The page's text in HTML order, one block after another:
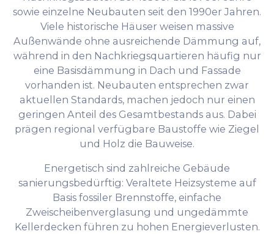
sowie einzelne Neubauten seit den 1990er Jahren.
Viele historische Häuser weisen massive
Außenwände ohne ausreichende Dämmung auf,
während in den Nachkriegsquartieren häufig nur
eine Basisdämmung in Dach und Fassade
vorhanden ist. Neubauten entsprechen zwar
aktuellen Standards, machen jedoch nur einen
geringen Anteil des Gesamtbestands aus. Dabei
prägen regional verfügbare Baustoffe wie Ziegel
und Holz die Bauweise.
Energetisch sind zahlreiche Gebäude
sanierungsbedürftig: Veraltete Heizsysteme auf
Basis fossiler Brennstoffe, einfache
Zweischeibenverglasung und ungedämmte
Kellerdecken führen zu hohen Energieverlusten.